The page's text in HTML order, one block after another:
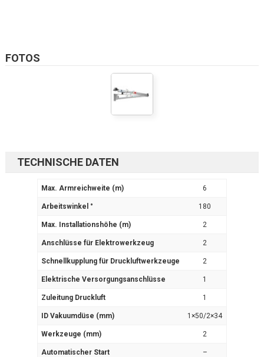
FOTOS
TECHNISCHE DATEN
Max. Armreichweite (m) 6
Arbeitswinkel ° 180
Max. Installationshöhe (m) 2
Anschlüsse für Elektrowerkzeug 2
Schnellkupplung für Druckluftwerkzeuge 2
Elektrische Versorgungsanschlüsse 1
Zuleitung Druckluft 1
ID Vakuumdüse (mm) 1×50/2×34
Werkzeuge (mm) 2
Automatischer Start –